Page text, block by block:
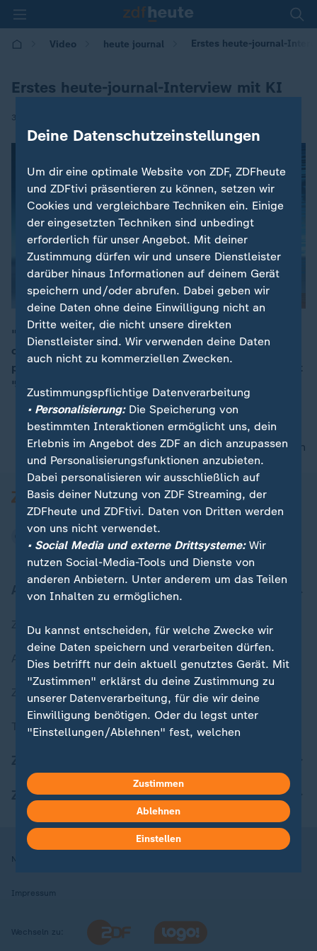
Video heute journal Erstes heute-journal-
Erstes heute-journal-Interview mit KI
30.04.2023 | 21:45
00:17
"Als Künstliche Intelligenz habe ich keine Emotionen
oder Gefühle, daher beeinflusst es mich nicht
persönlich, wenn Menschen Angst vor mir haben", sagt
"Jenny".
nach oben
Aktuell bei ZDFheute
Zuletzt veröffentlicht
Aktuelle Sendungs-Videos
ZDFheute Stories
Themen im Überblick
ZDFheute Apps
Nutzungsbedingungen
Impressum
Wechseln zu:
Deine Datenschutzeinstellungen
Um dir eine optimale Website von ZDF, ZDFheute
und ZDFtivi präsentieren zu können, setzen wir
Cookies und vergleichbare Techniken ein. Einige
der eingesetzten Techniken sind unbedingt
erforderlich für unser Angebot. Mit deiner
Zustimmung dürfen wir und unsere Dienstleister
darüber hinaus Informationen auf deinem Gerät
speichern und/oder abrufen. Dabei geben wir
deine Daten ohne deine Einwilligung nicht an
Dritte weiter, die nicht unsere direkten
Dienstleister sind. Wir verwenden deine Daten
auch nicht zu kommerziellen Zwecken.
Zustimmungspflichtige Datenverarbeitung
• Personalisierung:Die Speicherung von
bestimmten Interaktionen ermöglicht uns, dein
Erlebnis im Angebot des ZDF an dich anzupassen
und Personalisierungsfunktionen anzubieten.
Dabei personalisieren wir ausschließlich auf
Basis deiner Nutzung von ZDF Streaming, der
ZDFheute und ZDFtivi. Daten von Dritten werden
von uns nicht verwendet.
• Social Media und externe Drittsysteme:Wir
nutzen Social-Media-Tools und Dienste von
anderen Anbietern. Unter anderem um das Teilen
von Inhalten zu ermöglichen.
Du kannst entscheiden, für welche Zwecke wir
deine Daten speichern und verarbeiten dürfen.
Dies betrifft nur dein aktuell genutztes Gerät. Mit
"Zustimmen" erklärst du deine Zustimmung zu
unserer Datenverarbeitung, für die wir deine
Einwilligung benötigen. Oder du legst unter
"Einstellungen/Ablehnen" fest, welchen
kannst du jederzeit mit Wirkung für die Zukunft
in deinen Einstellungen widerrufen oder ändern.
Hier findest du das Impressum.
Weitere Informationen findest du in unserer
Zustimmen
Ablehnen
Einstellen